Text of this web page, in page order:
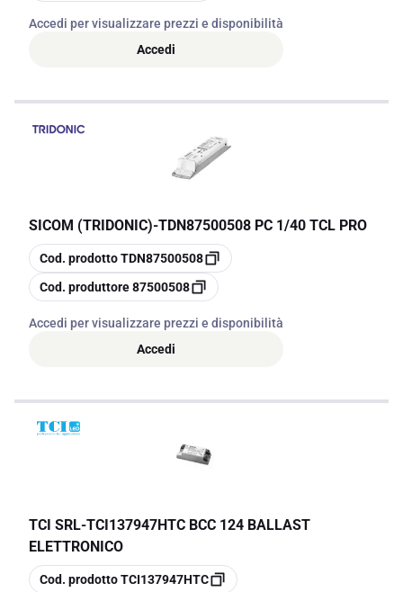
Accedi per visualizzare prezzi e disponibilità
Accedi
SICOM (TRIDONIC)-TDN87500508 PC 1/40 TCL PRO
copia
Cod. prodottoTDN87500508
copia
Cod. produttore87500508
Accedi per visualizzare prezzi e disponibilità
Accedi
TCI SRL-TCI137947HTC BCC 124 BALLAST
ELETTRONICO
copia
Cod. prodottoTCI137947HTC